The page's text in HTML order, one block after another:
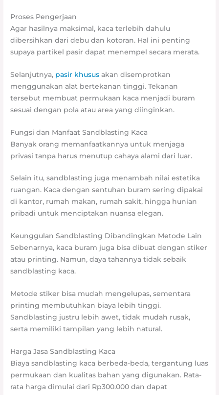
Proses Pengerjaan
Agar hasilnya maksimal, kaca terlebih dahulu
dibersihkan dari debu dan kotoran. Hal ini penting
supaya partikel pasir dapat menempel secara merata.
Selanjutnya, pasir khusus akan disemprotkan
menggunakan alat bertekanan tinggi. Tekanan
tersebut membuat permukaan kaca menjadi buram
sesuai dengan pola atau area yang diinginkan.
Fungsi dan Manfaat Sandblasting Kaca
Banyak orang memanfaatkannya untuk menjaga
privasi tanpa harus menutup cahaya alami dari luar.
Selain itu, sandblasting juga menambah nilai estetika
ruangan. Kaca dengan sentuhan buram sering dipakai
di kantor, rumah makan, rumah sakit, hingga hunian
pribadi untuk menciptakan nuansa elegan.
Keunggulan Sandblasting Dibandingkan Metode Lain
Sebenarnya, kaca buram juga bisa dibuat dengan stiker
atau printing. Namun, daya tahannya tidak sebaik
sandblasting kaca.
Metode stiker bisa mudah mengelupas, sementara
printing membutuhkan biaya lebih tinggi.
Sandblasting justru lebih awet, tidak mudah rusak,
serta memiliki tampilan yang lebih natural.
Harga Jasa Sandblasting Kaca
Biaya sandblasting kaca berbeda-beda, tergantung luas
permukaan dan kualitas bahan yang digunakan. Rata-
rata harga dimulai dari Rp300.000 dan dapat